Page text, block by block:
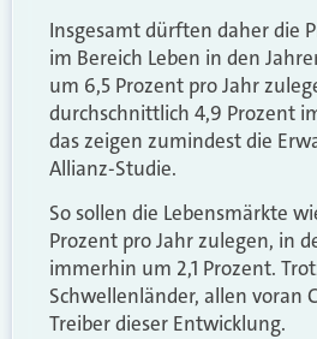
Insgesamt dürften daher die
im Bereich Leben in den
um 6,5 Prozent pro Jahr
durchschnittlich 4,9 Prozent
das zeigen zumindest die
Allianz-Studie.
So sollen die Lebensmärkte
Prozent pro Jahr zulegen, in
immerhin um 2,1 Prozent.
Schwellenländer, allen voran
Treiber dieser Entwicklung.